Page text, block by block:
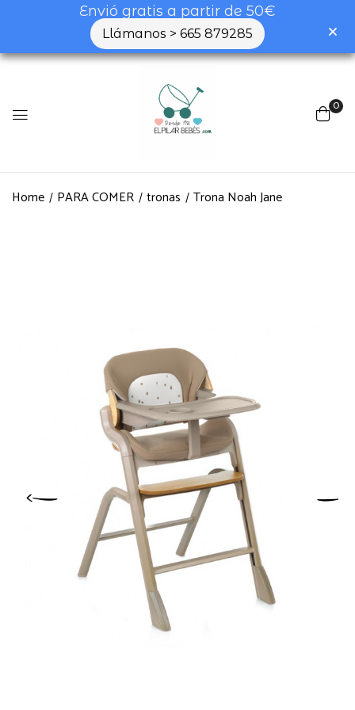
Envió gratis a partir de 50€
Llámanos > 665 879285
0
Home PARA COMER tronas Trona Noah Jane